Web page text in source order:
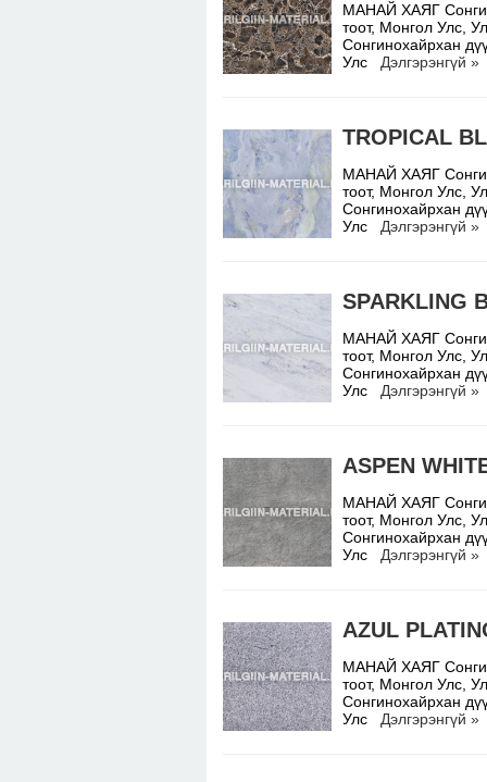
МАНАЙ ХАЯГ
тоот, Монгол Улс,
Сонгинохайрхан
Улс Дэлгэрэнгүй »
TROPICAL
МАНАЙ ХАЯГ
тоот, Монгол Улс,
Сонгинохайрхан
Улс Дэлгэрэнгүй »
SPARKLING
МАНАЙ ХАЯГ
тоот, Монгол Улс,
Сонгинохайрхан
Улс Дэлгэрэнгүй »
ASPEN
МАНАЙ ХАЯГ
тоот, Монгол Улс,
Сонгинохайрхан
Улс Дэлгэрэнгүй »
AZUL
МАНАЙ ХАЯГ
тоот, Монгол Улс,
Сонгинохайрхан
Улс Дэлгэрэнгүй »